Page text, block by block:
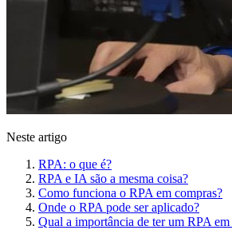
Neste artigo
RPA: o que é?
RPA e IA são a mesma coisa?
Como funciona o RPA em compras?
Onde o RPA pode ser aplicado?
Qual a importância de ter um RPA